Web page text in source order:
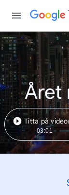
Året
Titta på
03:01